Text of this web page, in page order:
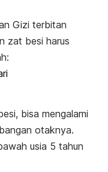
Gizi terbitan
zat besi harus
bisa mengalami
otaknya.
usia 5 tahun